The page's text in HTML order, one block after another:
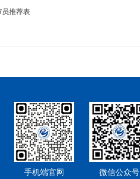
推荐表
手机端官网 微信公众号